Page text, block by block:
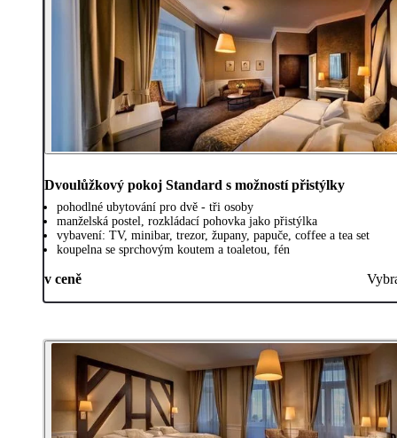
Dvoulůžkový pokoj Standard s možností přistýlky
pohodlné ubytování pro dvě - tři osoby
manželská postel, rozkládací pohovka jako přistýlka
vybavení: TV, minibar, trezor, župany, papuče, coffee a tea set
koupelna se sprchovým koutem a toaletou, fén
v ceně